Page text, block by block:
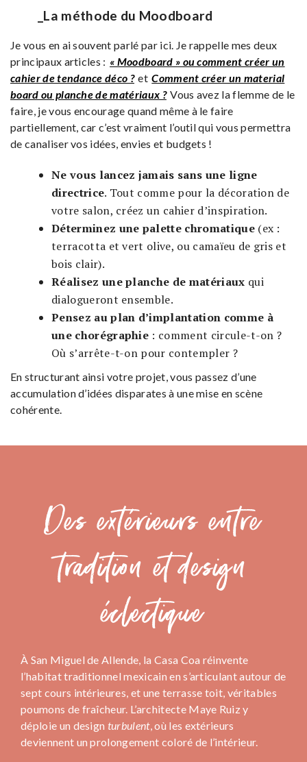
_La méthode du Moodboard
Je vous en ai souvent parlé par ici. Je rappelle mes deux
principaux articles : « Moodboard » ou comment créer un
cahier de tendance déco ? et Comment créer un material
board ou planche de matériaux ? Vous avez la flemme de le
faire, je vous encourage quand même à le faire
partiellement, car c’est vraiment l’outil qui vous permettra
de canaliser vos idées, envies et budgets !
Ne vous lancez jamais sans une ligne
directrice. Tout comme pour la décoration de
votre salon, créez un cahier d’inspiration.
Déterminez une palette chromatique(ex :
terracotta et vert olive, ou camaïeu de gris et
bois clair).
Réalisez une planche de matériaux qui
dialogueront ensemble.
Pensez au plan d’implantation comme à
une chorégraphie : comment circule-t-on ?
Où s’arrête-t-on pour contempler ?
En structurant ainsi votre projet, vous passez d’une
accumulation d’idées disparates à une mise en scène
cohérente.
Des extérieurs entre
tradition et design
éclectique
À San Miguel de Allende, la Casa Coa réinvente
l’habitat traditionnel mexicain en s’articulant autour de
sept cours intérieures, et une terrasse toit, véritables
poumons de fraîcheur. L’architecte Maye Ruiz y
déploie un design turbulent, où les extérieurs
deviennent un prolongement coloré de l’intérieur.